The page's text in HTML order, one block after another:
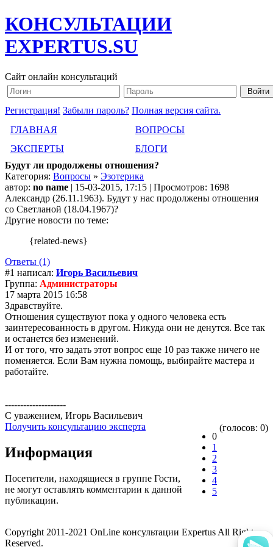
КОНСУЛЬТАЦИИ
EXPERTUS.SU
Сайт онлайн консультаций
Регистрация! Забыли пароль? Полная версия сайта.
ГЛАВНАЯ
ВОПРОСЫ
ЭКСПЕРТЫ
БЛОГИ
Будут ли продолжены отношения?
Категория: Вопросы » Эзотерика
автор: no name | 15-03-2015, 17:15 | Просмотров: 1698
Александр (26.11.1963). Будут у нас продолжены отношения
со Светланой (18.04.1967)?
Другие новости по теме:
{related-news}
Ответы (1)
#1 написал: Игорь Васильевич
Группа: Администраторы
17 марта 2015 16:58
Здравствуйте.
Отношения существуют пока у одного человека есть
заинтересованность в другом. Никуда они не денутся. Все так
и останется без изменений.
И от того, что задать этот вопрос еще 10 раз также ничего не
поменяется. Если Вам нужна помощь, выбирайте мастера и
работайте.
--------------------
С уважением, Игорь Васильевич
Получить консультацию эксперта
0
1
2
3
4
5
(голосов: 0)
Информация
Посетители, находящиеся в группе Гости,
не могут оставлять комментарии к данной
публикации.
Copyright 2011-2021 OnLine консультации Expertus All Rights
Reserved.